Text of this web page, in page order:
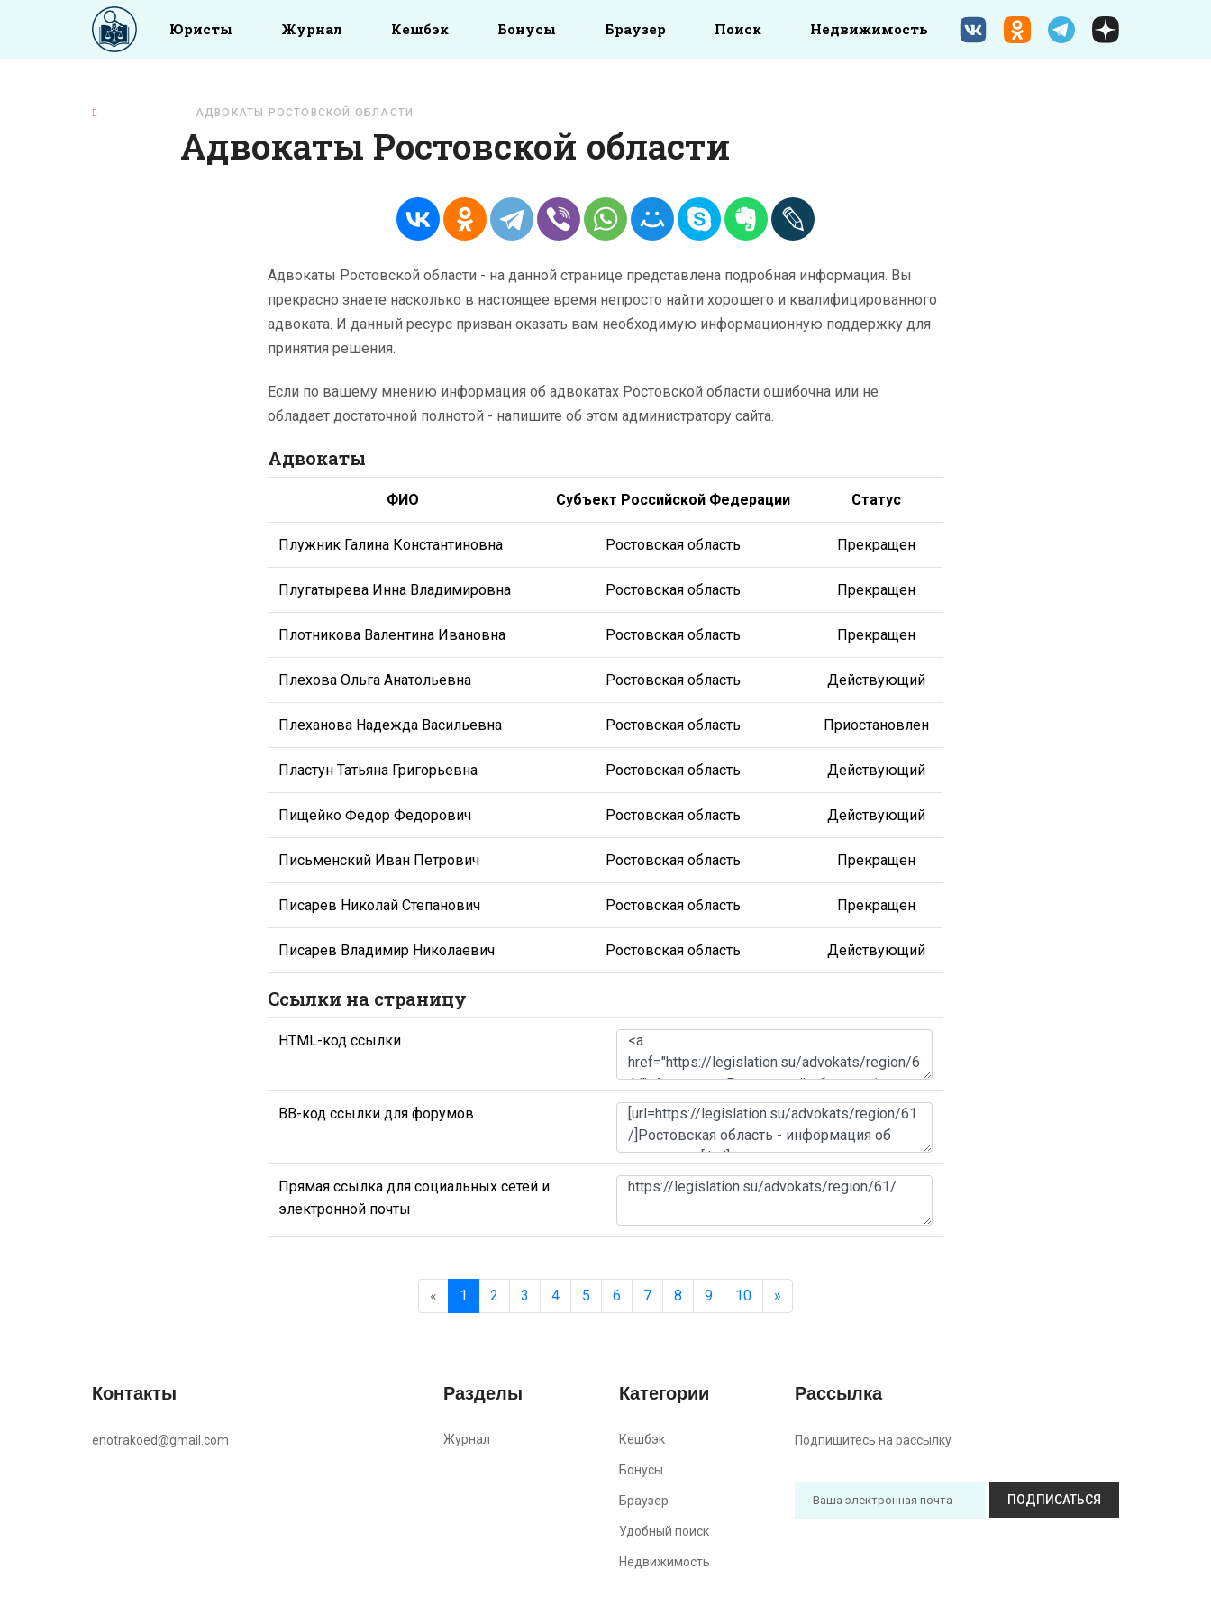
Юристы Журнал Кешбэк Бонусы Браузер Поиск Недвижимость
АДВОКАТЫ РОСТОВСКОЙ ОБЛАСТИ
Адвокаты Ростовской области
Адвокаты Ростовской области - на данной странице представлена подробная информация. Вы
прекрасно знаете насколько в настоящее время непросто найти хорошего и квалифицированного
адвоката. И данный ресурс призван оказать вам необходимую информационную поддержку для
принятия решения.
Если по вашему мнению информация об адвокатах Ростовской области ошибочна или не
обладает достаточной полнотой - напишите об этом администратору сайта.
Адвокаты
ФИО Субъект Российской Федерации Статус
Плужник Галина Константиновна Ростовская область Прекращен
Плугатырева Инна Владимировна Ростовская область Прекращен
Плотникова Валентина Ивановна Ростовская область Прекращен
Плехова Ольга Анатольевна Ростовская область Действующий
Плеханова Надежда Васильевна Ростовская область Приостановлен
Пластун Татьяна Григорьевна Ростовская область Действующий
Пищейко Федор Федорович Ростовская область Действующий
Письменский Иван Петрович Ростовская область Прекращен
Писарев Николай Степанович Ростовская область Прекращен
Писарев Владимир Николаевич Ростовская область Действующий
Ссылки на страницу
HTML-код ссылки
BB-код ссылки для форумов
Прямая ссылка для социальных сетей и
электронной почты
« 1 2 3 4 5 6 7 8 9 10 »
Контакты
enotrakoed@gmail.com
Разделы
Журнал
Категории
Кешбэк
Бонусы
Браузер
Удобный поиск
Недвижимость
Рассылка
Подпишитесь на рассылку
ПОДПИСАТЬСЯ